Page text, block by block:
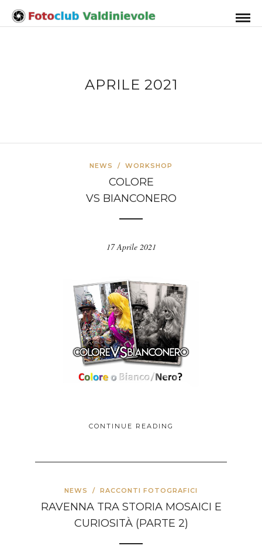
APRILE 2021
NEWS / WORKSHOP
COLORE
VS BIANCONERO
17 Aprile 2021
CONTINUE READING
NEWS / RACCONTI FOTOGRAFICI
RAVENNA TRA STORIA MOSAICI E
CURIOSITÀ (PARTE 2)